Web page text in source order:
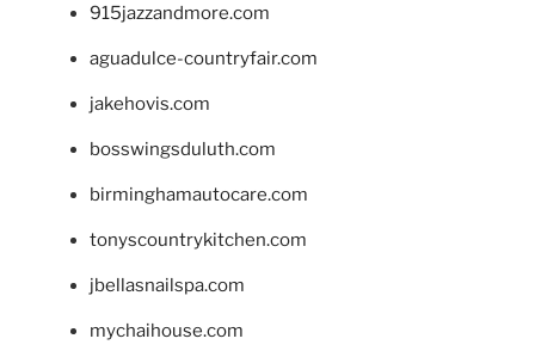
915jazzandmore.com
aguadulce-countryfair.com
jakehovis.com
bosswingsduluth.com
birminghamautocare.com
tonyscountrykitchen.com
jbellasnailspa.com
mychaihouse.com